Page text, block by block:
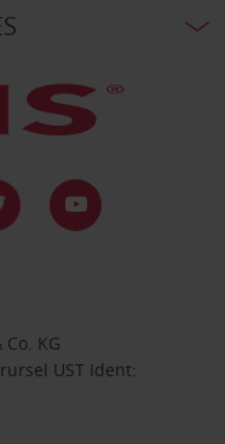
KG
UST Ident: